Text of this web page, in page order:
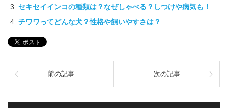
セキセイインコの種類は？なぜしゃべる？しつけや病気も！
チワワってどんな犬？性格や飼いやすさは？
前の記事 次の記事